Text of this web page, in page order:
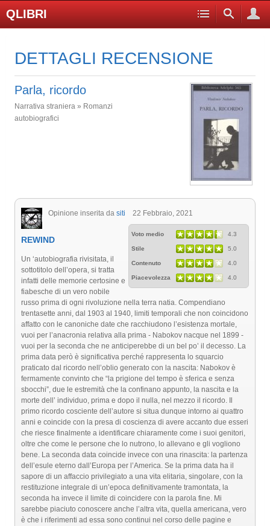
QLIBRI
DETTAGLI RECENSIONE
Parla, ricordo
Narrativa straniera » Romanzi
autobiografici
Opinione inserita da siti 22 Febbraio, 2021
Voto medio 4.3
Stile 5.0
Contenuto 4.0
Piacevolezza 4.0
REWIND
Un ‘autobiografia rivisitata, il
sottotitolo dell’opera, si tratta
infatti delle memorie certosine e
fiabesche di un vero nobile
russo prima di ogni rivoluzione nella terra natia. Compendiano
trentasette anni, dal 1903 al 1940, limiti temporali che non coincidono
affatto con le canoniche date che racchiudono l’esistenza mortale,
vuoi per l’anacronia relativa alla prima - Nabokov nacque nel 1899 -
vuoi per la seconda che ne anticiperebbe di un bel po’ il decesso. La
prima data però è significativa perché rappresenta lo squarcio
praticato dal ricordo nell’oblio generato con la nascita: Nabokov è
fermamente convinto che “la prigione del tempo è sferica e senza
sbocchi”, due le estremità che la confinano appunto, la nascita e la
morte dell’ individuo, prima e dopo il nulla, nel mezzo il ricordo. Il
primo ricordo cosciente dell’autore si situa dunque intorno ai quattro
anni e coincide con la presa di coscienza di avere accanto due esseri
che riesce finalmente a identificare chiaramente come i suoi genitori,
oltre che come le persone che lo nutrono, lo allevano e gli vogliono
bene. La seconda data coincide invece con una rinascita: la partenza
dell’esule eterno dall’Europa per l’America. Se la prima data ha il
sapore di un affaccio privilegiato a una vita elitaria, singolare, con la
restituzione integrale di un’epoca definitivamente tramontata, la
seconda ha invece il limite di coincidere con la parola fine. Mi
sarebbe piaciuto conoscere anche l’altra vita, quella americana, vero
è che i riferimenti ad essa sono continui nel corso delle pagine e